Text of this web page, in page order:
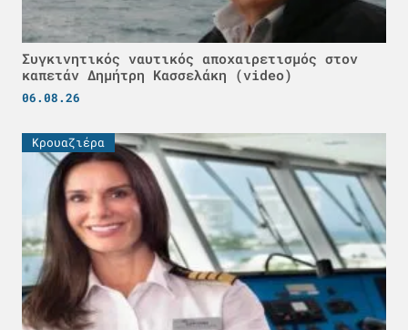
Συγκινητικός ναυτικός αποχαιρετισμός στον
καπετάν Δημήτρη Κασσελάκη (video)
06.08.26
Κρουαζιέρα